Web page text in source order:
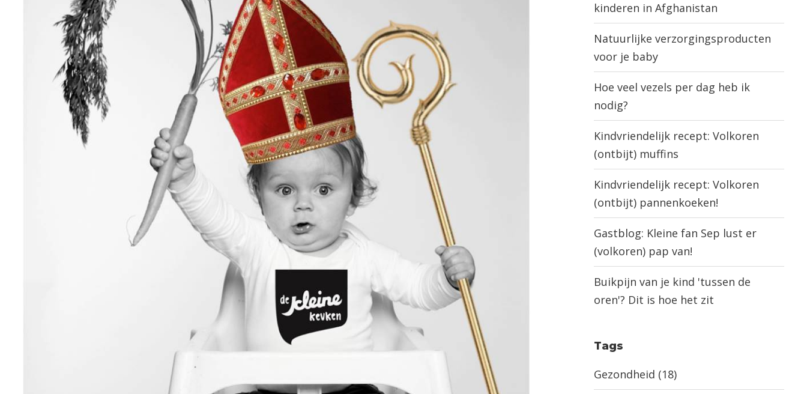
kinderen in Afghanistan
Natuurlijke verzorgingsproducten
voor je baby
Hoe veel vezels per dag heb ik
nodig?
Kindvriendelijk recept: Volkoren
(ontbijt) muffins
Kindvriendelijk recept: Volkoren
(ontbijt) pannenkoeken!
Gastblog: Kleine fan Sep lust er
(volkoren) pap van!
Buikpijn van je kind 'tussen de
oren'? Dit is hoe het zit
Tags
Gezondheid (18)